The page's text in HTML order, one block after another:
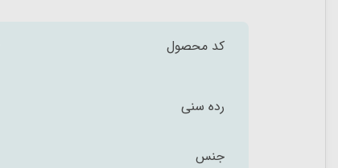
کد محصول
رده سنی
جنس